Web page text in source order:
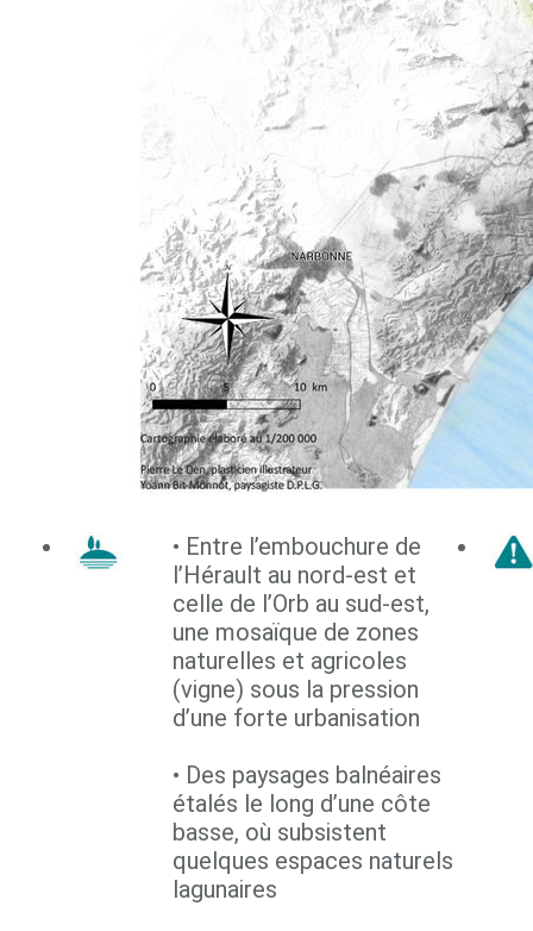
• Entre l’embouchure de
l’Hérault au nord-est et
celle de l’Orb au sud-est,
une mosaïque de zones
naturelles et agricoles
(vigne) sous la pression
d’une forte urbanisation
• Des paysages balnéaires
étalés le long d’une côte
basse, où subsistent
quelques espaces naturels
lagunaires